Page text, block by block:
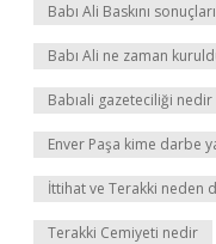
Babı Ali Baskını
Babı Ali ne zaman
Babıali gazeteciliği nedir
Enver Paşa kime darbe
İttihat ve Terakki neden
Terakki Cemiyeti nedir